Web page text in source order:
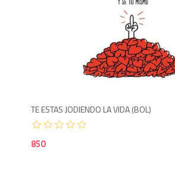
TE ESTAS JODIENDO LA VIDA (BOL)
850